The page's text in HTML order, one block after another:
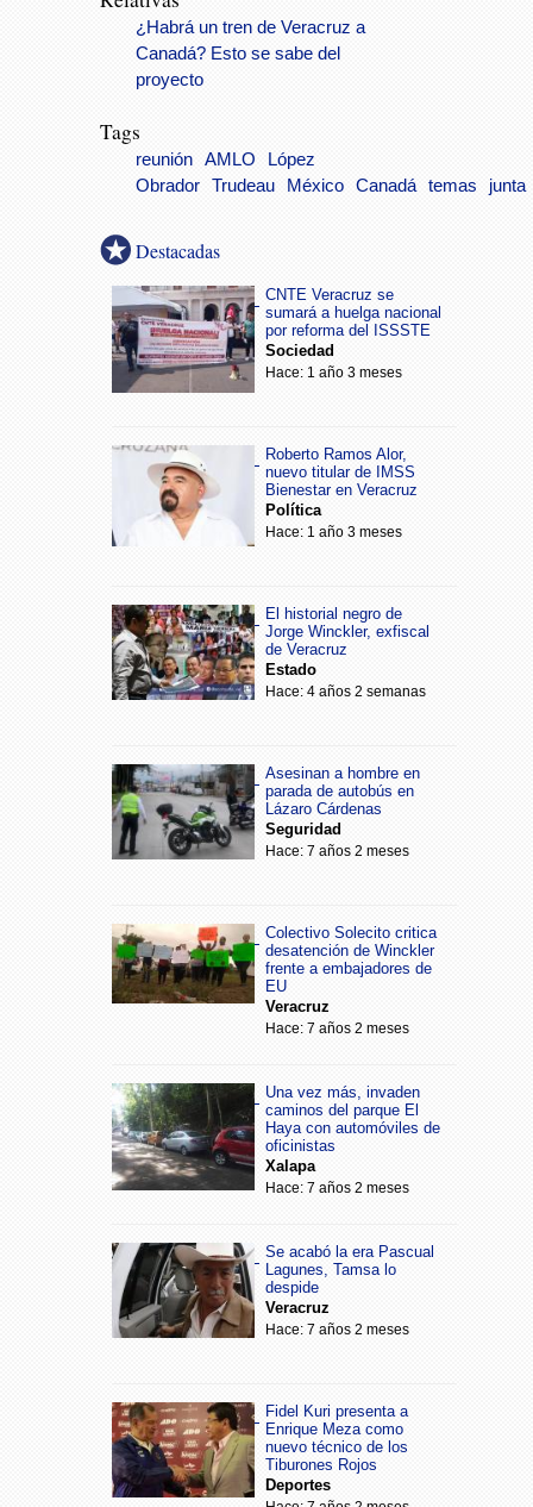
¿Habrá un tren de Veracruz a
Canadá? Esto se sabe del
proyecto
Tags
reunión AMLO
López
Obrador
Trudeau México Canadá temas junta
Destacadas
CNTE Veracruz se
sumará a huelga nacional
por reforma del ISSSTE
Sociedad
Hace: 1 año 3 meses
Roberto Ramos Alor,
nuevo titular de IMSS
Bienestar en Veracruz
Política
Hace: 1 año 3 meses
El historial negro de
Jorge Winckler, exfiscal
de Veracruz
Estado
Hace: 4 años 2 semanas
Asesinan a hombre en
parada de autobús en
Lázaro Cárdenas
Seguridad
Hace: 7 años 2 meses
Colectivo Solecito critica
desatención de Winckler
frente a embajadores de
EU
Veracruz
Hace: 7 años 2 meses
Una vez más, invaden
caminos del parque El
Haya con automóviles de
oficinistas
Xalapa
Hace: 7 años 2 meses
Se acabó la era Pascual
Lagunes, Tamsa lo
despide
Veracruz
Hace: 7 años 2 meses
Fidel Kuri presenta a
Enrique Meza como
nuevo técnico de los
Tiburones Rojos
Deportes